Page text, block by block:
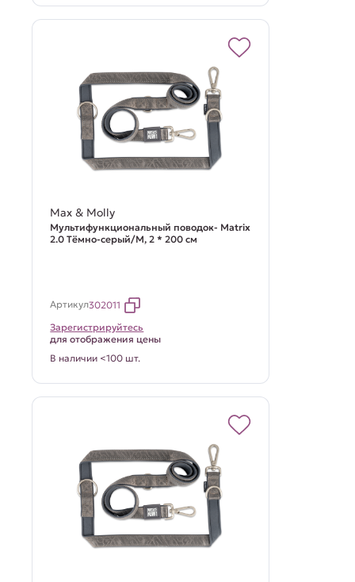
Max & Molly
Мультифункциональный поводок- Matrix
2.0 Тёмно-серый/M, 2 * 200 см
Артикул302011
Зарегистрируйтесь
для отображения цены
В наличии <100 шт.